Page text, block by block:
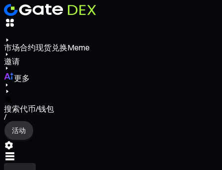
市场合约现货兑换Meme
邀请
更多
搜索代币/钱包
/
活动